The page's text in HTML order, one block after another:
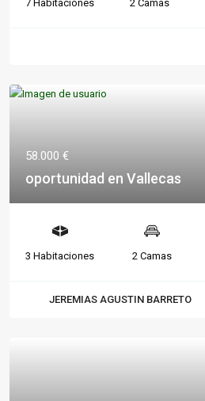
7 Habitaciones 2 Camas
58.000 €
oportunidad en Vallecas
3 Habitaciones 2 Camas
JEREMIAS AGUSTIN BARRETO